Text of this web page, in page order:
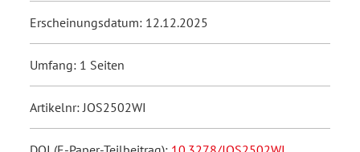
Erscheinungsdatum: 12.12.2025
Umfang: 1 Seiten
Artikelnr: JOS2502WI